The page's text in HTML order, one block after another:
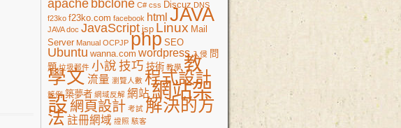
apache bbclone C# css Discuz DNS
f23ko f23ko.com facebook html JAVA
JAVA doc JavaScript jsp Linux Mail
Server Manual OCPJP php SEO
Ubuntu wanna.com wordpress 入侵 問
題 垃圾郵件 小說 技巧 技術 教學 教
學文 流量 瀏覽人數 程式設計
範例 築夢者 網域反解 網站網站架
設網頁設計 考試 解決的方
法註冊網域 證照 駭客